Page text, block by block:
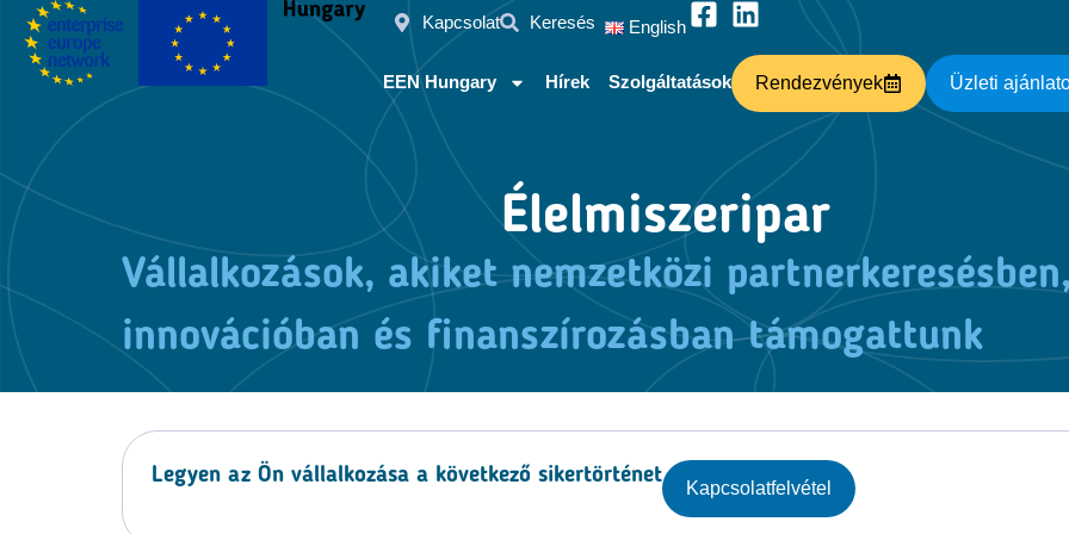
Kapcsolat Keresés English
EEN Hungary Hírek Szolgáltatások Rendezvények Üzleti
Élelmiszeripar
Vállalkozások, akiket nemzetközi
innovációban és finanszírozásban támogattunk
Legyen az Ön vállalkozása a következő sikertörténet
Kapcsolatfelvétel